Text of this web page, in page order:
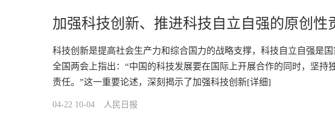
加强科技创新、推进科技自立自强的原创性
科技创新是提高社会生产力和综合国力的战略支撑，科技自立自强是
全国两会上指出：“中国的科技发展要在国际上开展合作的同时，坚持
责任。”这一重要论述，深刻揭示了加强科技创新[详细]
04-22 10-04 人民日报